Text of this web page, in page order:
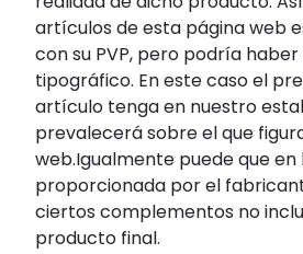
artículos de esta página web
con su PVP, pero podría
tipográfico. En este caso el
artículo tenga en nuestro
prevalecerá sobre el que
web.Igualmente puede que en
proporcionada por el
ciertos complementos no
producto final.